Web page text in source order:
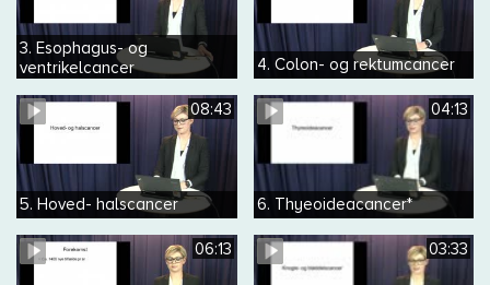
3. Esophagus- og
ventrikelcancer
4. Colon- og rektumcancer
08:43
5. Hoved- halscancer
04:13
6. Thyeoideacancer*
06:13 03:33